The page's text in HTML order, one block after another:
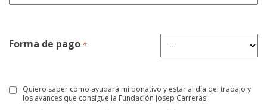
vía
(piso,
Forma de pago *
Consentimiento
Quiero saber cómo ayudará mi donativo y estar al día del trabajo y
los avances que consigue la Fundación Josep Carreras.